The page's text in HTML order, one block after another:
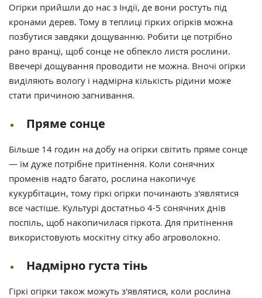
Огірки прийшли до нас з Індії, де вони ростуть під
кронами дерев. Тому в теплиці гірких огірків можна
позбутися завдяки дощуванню. Робити це потрібно
рано вранці, щоб сонце не обпекло листя рослини.
Ввечері дощування проводити не можна. Вночі огірки
виділяють вологу і надмірна кількість рідини може
стати причиною загнивання.
Пряме сонце
Більше 14 годин на добу на огірки світить пряме сонце
— їм дуже потрібне притінення. Коли сонячних
променів надто багато, рослина накопичує
кукурбітацин, тому гіркі огірки починають з'являтися
все частіше. Культурі достатньо 4-5 сонячних днів
поспіль, щоб накопичилася гіркота. Для притінення
використовують москітну сітку або агроволокно.
Надмірно густа тінь
Гіркі огірки також можуть з'являтися, коли рослина